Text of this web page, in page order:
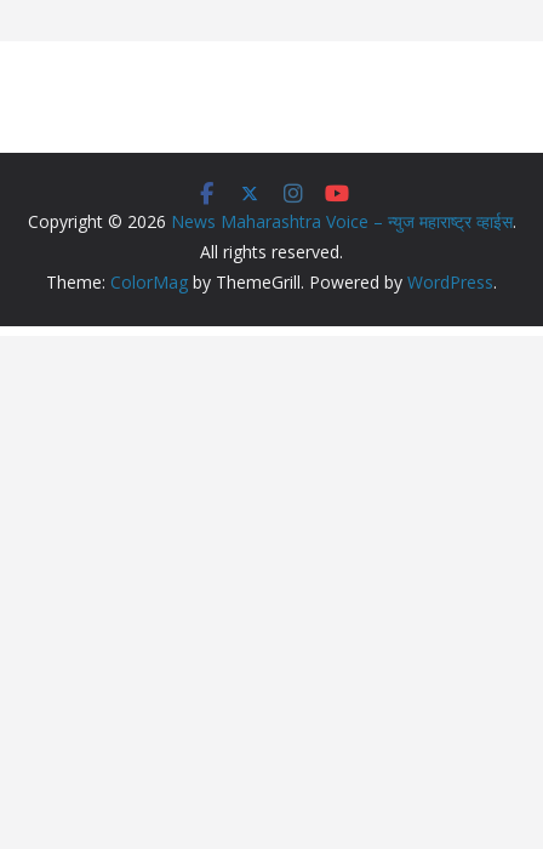
Copyright © 2026 News Maharashtra Voice – न्युज महाराष्ट्र व्हाईस.
All rights reserved.
Theme: ColorMag by ThemeGrill. Powered by WordPress.